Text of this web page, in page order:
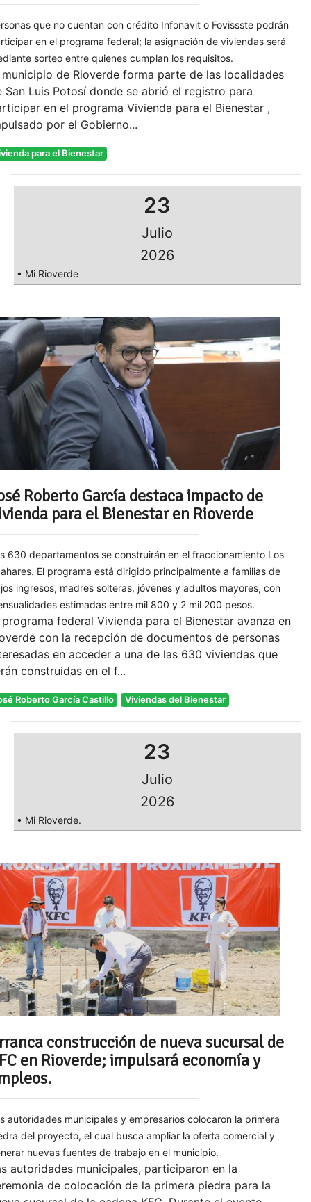
que no cuentan con crédito Infonavit o Fovissste podrán
en el programa federal; la asignación de viviendas será
sorteo entre quienes cumplan los requisitos.
municipio de Rioverde forma parte de las localidades
San Luis Potosí donde se abrió el registro para
en el programa Vivienda para el Bienestar ,
por el Gobierno...
para el Bienestar
23
Julio
2026
• Mi Rioverde
Roberto García destaca impacto de
para el Bienestar en Rioverde
630 departamentos se construirán en el fraccionamiento Los
El programa está dirigido principalmente a familias de
ingresos, madres solteras, jóvenes y adultos mayores, con
estimadas entre mil 800 y 2 mil 200 pesos.
programa federal Vivienda para el Bienestar avanza en
con la recepción de documentos de personas
en acceder a una de las 630 viviendas que
construidas en el f...
Roberto García Castillo Viviendas del Bienestar
23
Julio
2026
• Mi Rioverde.
construcción de nueva sucursal de
en Rioverde; impulsará economía y
autoridades municipales y empresarios colocaron la primera
del proyecto, el cual busca ampliar la oferta comercial y
nuevas fuentes de trabajo en el municipio.
autoridades municipales, participaron en la
de colocación de la primera piedra para la